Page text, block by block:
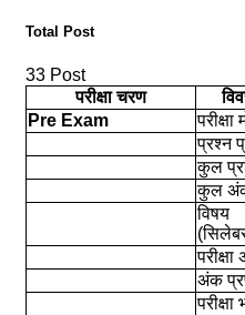
Total Post
33 Post
परीक्षा चरण
Pre Exam
परीक्षा
प्रश्न
कुल
कुल
विषय
परीक्षा
अंक
परीक्षा